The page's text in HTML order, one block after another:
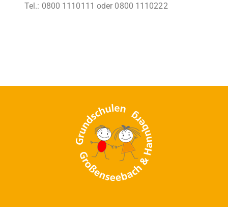
Tel.: 0800 1110111 oder 0800 1110222